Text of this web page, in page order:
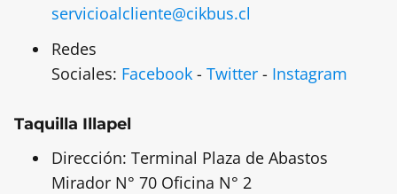
servicioalcliente@cikbus.cl
Redes
Sociales: Facebook - Twitter - Instagram
Taquilla Illapel
Dirección: Terminal Plaza de Abastos
Mirador N° 70 Oficina N° 2